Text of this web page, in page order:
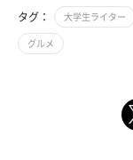
タグ： 大学生ライター
グルメ